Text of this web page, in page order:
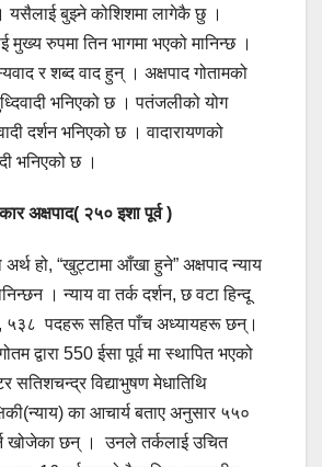
यसैलाई बुझ्ने कोशिशमा लागेकै छु ।
मुख्य रुपमा तिन भागमा भएको मानिन्छ ।
र शब्द वाद हुन् । अक्षपाद गोतामको
भनिएको छ । पतंजलीको योग
दर्शन भनिएको छ । वादारायणको
भनिएको छ ।
अक्षपाद( २५० इशा पूर्व )
अर्थ हो, “खुट्टामा आँखा हुने” अक्षपाद न्याय
। न्याय वा तर्क दर्शन, छ वटा हिन्दू
५३८ पदहरू सहित पाँच अध्यायहरू छन्।
द्वारा 550 ईसा पूर्व मा स्थापित भएको
सतिशचन्द्र विद्याभुषण मेधातिथि
का आचार्य बताए अनुसार ५५०
खोजेका छन् । उनले तर्कलाई उचित